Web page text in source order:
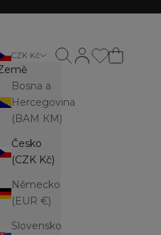
CZK Kč
Bosna a
Hercegovina
(BAM КМ)
Česko
(CZK Kč)
Německo
(EUR €)
Slovensko
Otevřít stránku
Otevřít vyhledávání